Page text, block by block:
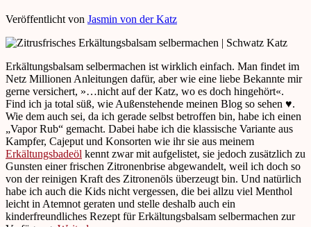
Veröffentlicht von Jasmin von der Katz
Erkältungsbalsam selbermachen ist wirklich einfach. Man findet im
Netz Millionen Anleitungen dafür, aber wie eine liebe Bekannte mir
gerne versichert, »…nicht auf der Katz, wo es doch hingehört«.
Find ich ja total süß, wie Außenstehende meinen Blog so sehen ♥.
Wie dem auch sei, da ich gerade selbst betroffen bin, habe ich einen
„Vapor Rub“ gemacht. Dabei habe ich die klassische Variante aus
Kampfer, Cajeput und Konsorten wie ihr sie aus meinem
Erkältungsbadeöl kennt zwar mit aufgelistet, sie jedoch zusätzlich zu
Gunsten einer frischen Zitronenbrise abgewandelt, weil ich doch so
von der reinigen Kraft des Zitronenöls überzeugt bin. Und natürlich
habe ich auch die Kids nicht vergessen, die bei allzu viel Menthol
leicht in Atemnot geraten und stelle deshalb auch ein
kinderfreundliches Rezept für Erkältungsbalsam selbermachen zur